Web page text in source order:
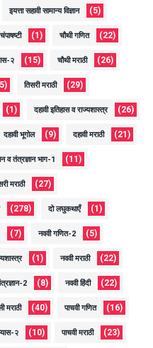
इयत्ता सहावी सामान्य विज्ञान (5)
चंपाषष्टी (1) चौथी गणित (22)
२ (15) चौथी मराठी (26)
तिसरी मराठी (29)
(1) दहावी इतिहास व राज्यशास्त्र (26)
दहावी भूगोल (9) दहावी मराठी (21)
व तंत्रज्ञान भाग-1 (11)
मराठी (27)
(278) दो लघुकथाएँ (1)
(7) नववी गणित-2 (5)
(1) नववी मराठी (22)
2 (8) नववी हिंदी (22)
मराठी (40) पाचवी गणित (16)
२ (10) पाचवी मराठी (23)